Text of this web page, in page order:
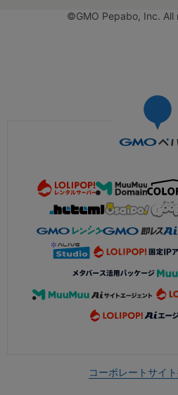
©GMO Pepabo, Inc. All
コーポレートサイト